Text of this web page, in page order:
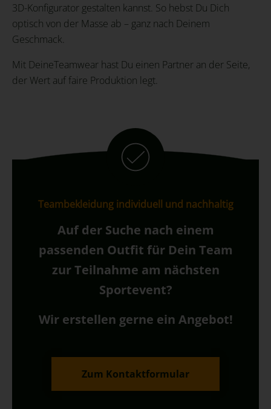
3D-Konfigurator gestalten kannst. So hebst Du Dich
optisch von der Masse ab – ganz nach Deinem
Geschmack.
Mit DeineTeamwear hast Du einen Partner an der Seite,
der Wert auf faire Produktion legt.
Teambekleidung individuell und nachhaltig
Auf der Suche nach einem
passenden Outfit für Dein Team
zur Teilnahme am nächsten
Sportevent?
Wir erstellen gerne ein Angebot!
Zum Kontaktformular